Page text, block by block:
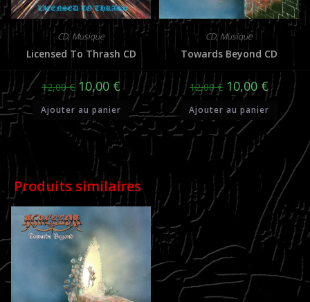
CD, Musique
Licensed To Thrash CD
12,00€ Le
prix
était :
12,00 €.
10,00 € Le
prix
actuel
est :
10,00 €.
Ajouter au panier
CD, Musique
Towards Beyond CD
12,00€ Le
prix
initial
était :
12,00 €.
10,00 € Le
prix
actuel
est :
10,00 €.
Ajouter au panier
Produits similaires